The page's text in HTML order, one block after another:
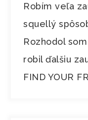
Robím veľa
squellý
Rozhodol
robil ďalšiu
FIND YOUR